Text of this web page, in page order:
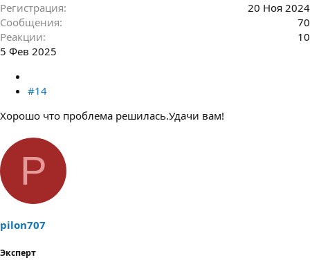
Регистрация
20 Ноя 2024
Сообщения
70
Реакции
10
5 Фев 2025
#14
Хорошо что проблема решилась.Удачи вам!
P
pilon707
Эксперт